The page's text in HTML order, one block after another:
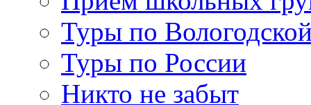
Туры по
Туры по России
Никто не забыт